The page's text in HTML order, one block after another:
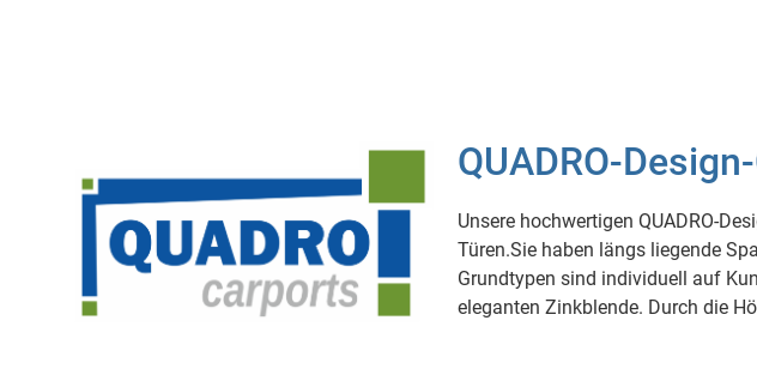
QUADRO-
Unsere hochwertigen QUADRO-
Türen.Sie haben längs liegende
Grundtypen sind individuell auf
eleganten Zinkblende. Durch die